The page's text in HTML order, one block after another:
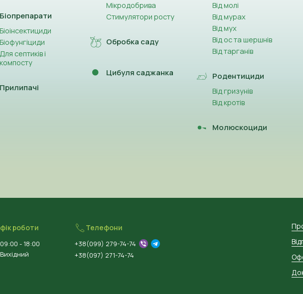
Біопрепарати
Біоінсектициди
Біофунгіциди
Для септиків і
компосту
Прилипачі
Мікродобрива
Стимулятори росту
Обробка саду
Цибуля саджанка
Від молі
Від мурах
Від мух
Від ос та шершнів
Від тарганів
Родентициди
Від гризунів
Від кротів
Молюскоциди
роботи
- 18:00
Телефони
+38(099) 279-74-74
+38(097) 271-74-74